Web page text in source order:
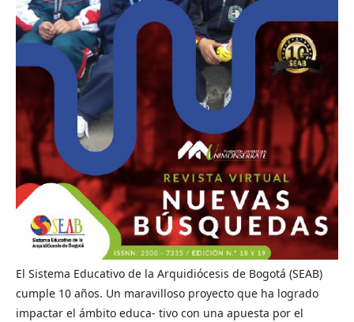
El Sistema Educativo de la Arquidiócesis de Bogotá (SEAB)
cumple 10 años. Un maravilloso proyecto que ha logrado
impactar el ámbito educa- tivo con una apuesta por el